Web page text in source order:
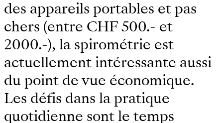
des appareils portables et pas
chers (entre CHF 500.- et
2000.-), la spirométrie est
actuellement intéressante aussi
du point de vue économique.
Les défis dans la pratique
quotidienne sont le temps